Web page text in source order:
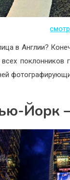
в Англии?
поклонников
Йорк —